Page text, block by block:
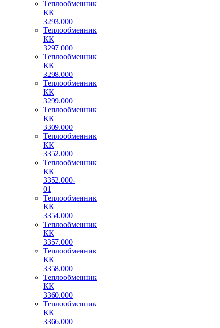
Теплообменник
КК
3293.000
Теплообменник
КК
3297.000
Теплообменник
КК
3298.000
Теплообменник
КК
3299.000
Теплообменник
КК
3309.000
Теплообменник
КК
3352.000
Теплообменник
КК
3352.000-
01
Теплообменник
КК
3354.000
Теплообменник
КК
3357.000
Теплообменник
КК
3358.000
Теплообменник
КК
3360.000
Теплообменник
КК
3366.000